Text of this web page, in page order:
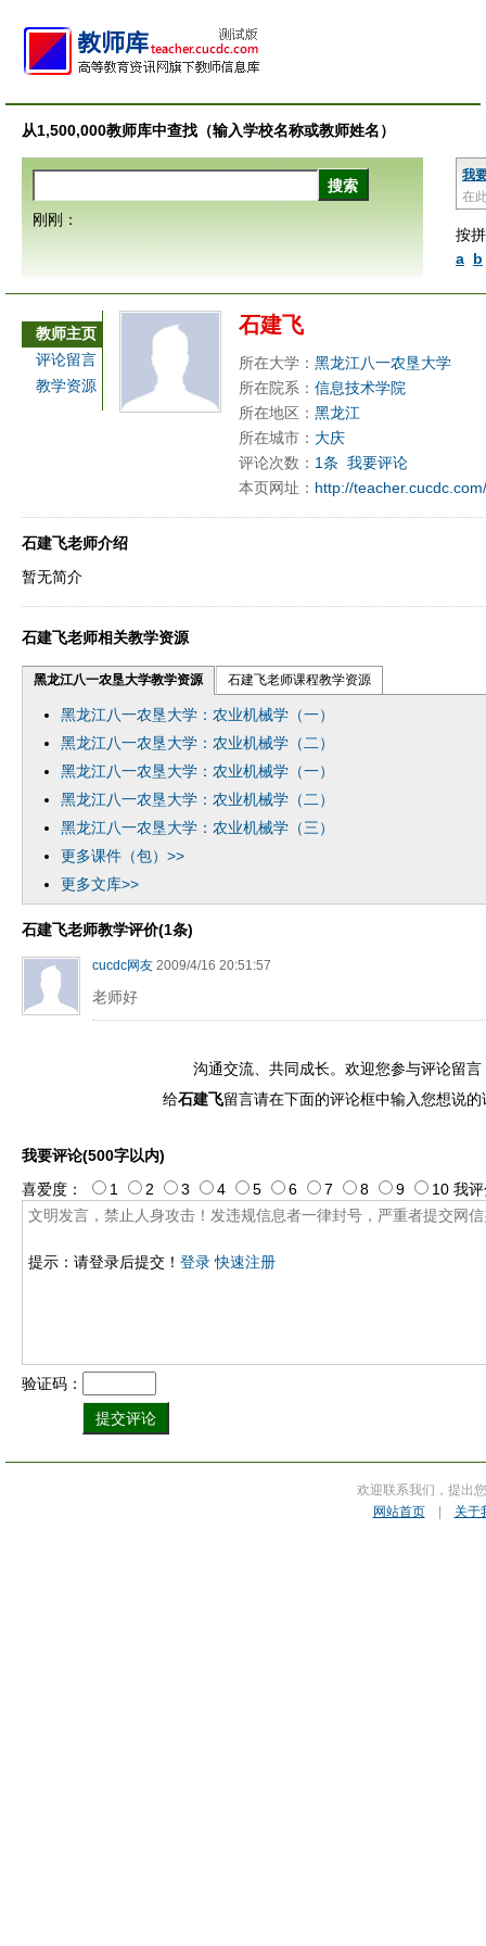
从1,500,000教师库中查找（输入学校名称或教师姓名）
我
在
按
a b
刚刚：
教师主页
评论留言
教学资源
石建飞
所在大学： 黑龙江八一农垦大学
所在院系： 信息技术学院
所在地区： 黑龙江
所在城市： 大庆
评论次数： 1条 我要评论
本页网址： http://
石建飞老师介绍
暂无简介
石建飞老师相关教学资源
黑龙江八一农垦大学教学资源 石建飞老师课程教学资源
黑龙江八一农垦大学：农业机械学（一）
黑龙江八一农垦大学：农业机械学（二）
黑龙江八一农垦大学：农业机械学（一）
黑龙江八一农垦大学：农业机械学（二）
黑龙江八一农垦大学：农业机械学（三）
更多课件（包）>>
更多文库>>
石建飞老师教学评价(1条)
cucdc网友 2009/4/16 20:51:57
老师好
沟通交流、共同成长。欢迎您参与评论留言
给石建飞留言请在下面的评论框中输入您想说的
我要评论(500字以内)
提示：请登录后提交！ 登录 快速注册
喜爱度： 1 2 3 4 5 6 7 8 9 10 我评
验证码：
欢迎联系我们，提出
网站首页| 关于